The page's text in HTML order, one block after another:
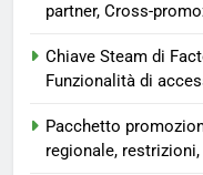
partner, Cross-
Chiave Steam di
Funzionalità di
Pacchetto
regionale,